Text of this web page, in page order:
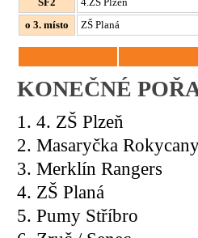
o 3. místo
ZŠ Planá
KONEČNÉ
1. 4. ZŠ Plzeň
2. Masaryčka
3. Merklín Rangers
4. ZŠ Planá
5. Pumy Stříbro